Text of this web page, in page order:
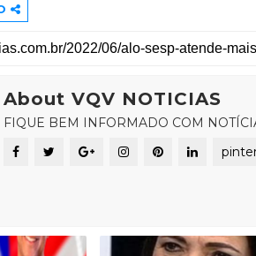
About VQV NOTICIAS
FIQUE BEM INFORMADO COM